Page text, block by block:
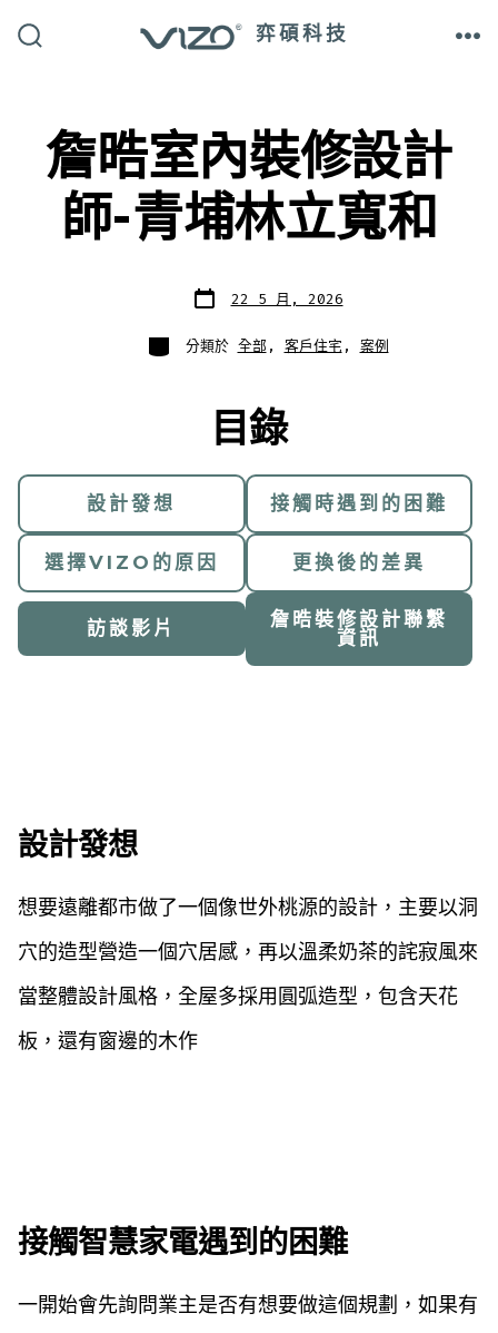
弈碩科技
詹晧室內裝修設計
師-青埔林立寬和
發
表
22 5 月, 2026
分
類 分類於 全部 , 客戶住宅 , 案例
目錄
設計發想 接觸時遇到的困難
選擇VIZO的原因 更換後的差異
訪談影片
詹晧裝修設計聯繫
資訊
設計發想
想要遠離都市做了一個像世外桃源的設計，主要以洞
穴的造型營造一個穴居感，再以溫柔奶茶的詫寂風來
當整體設計風格，全屋多採用圓弧造型，包含天花
板，還有窗邊的木作
接觸智慧家電遇到的困難
一開始會先詢問業主是否有想要做這個規劃，如果有